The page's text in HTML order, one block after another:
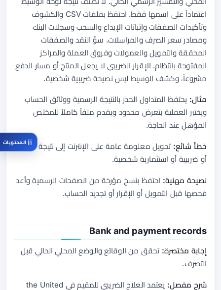
اعتماداً على اسمها فقط. احتفظ بملفات CSV والكشوف
وتأكيدات الصفقات وإثباتات الإيداع والسحب وسجلات البنك
ومصادر سعر الصرف والمراسلات. سوِّ النقد والصفقات
المحققة والتمويل والعمولات وفروق العملة والمراكز
المفتوحة بانتظام. الإقرار الضريبي لا يجعل المنتج أو مسار الدفع
مشروعاً، وكشف الوسيط ليس نصيحة ضريبية شخصية.
مثال: يحتفظ المتداول الحذر بالنتيجة الرسمية ووثائق الحساب
ويختبر العملية بتعرض محدود ويقدم ملفاً كاملاً للمختص
المؤهل عند الحاجة.
خطأ شائع: تحويل معلومة عامة على الإنترنت إلى نتيجة قانونية
أو ضريبية أو استثمارية شخصية.
نصيحة مهنية: احتفظ بنسخ مؤرخة من الصفحات الرسمية وأعد
فحصها قبل التمويل أو الإقرار أو تجديد الحساب.
Bank and payment records
إجابة مختصرة: تحقق من الوقائع والوضع المحلي الحالي قبل
التصرف.
شرح مفصل:
يعتمد العلاج الضريبي للمقيم في the United
المحتويات